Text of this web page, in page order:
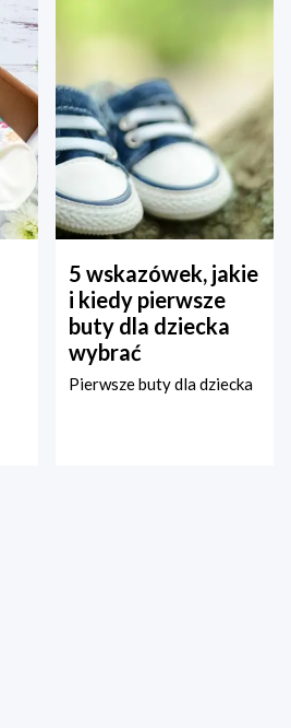
5 wskazówek, jakie
i kiedy pierwsze
buty dla dziecka
wybrać
Pierwsze buty dla dziecka